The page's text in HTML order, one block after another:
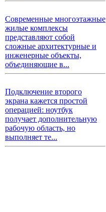
Современные многоэтажные
жилые комплексы
представляют собой
сложные архитектурные и
инженерные объекты,
объединяющие в...
Подключение второго
экрана кажется простой
операцией: ноутбук
получает дополнительную
рабочую область, но
выполняет те...